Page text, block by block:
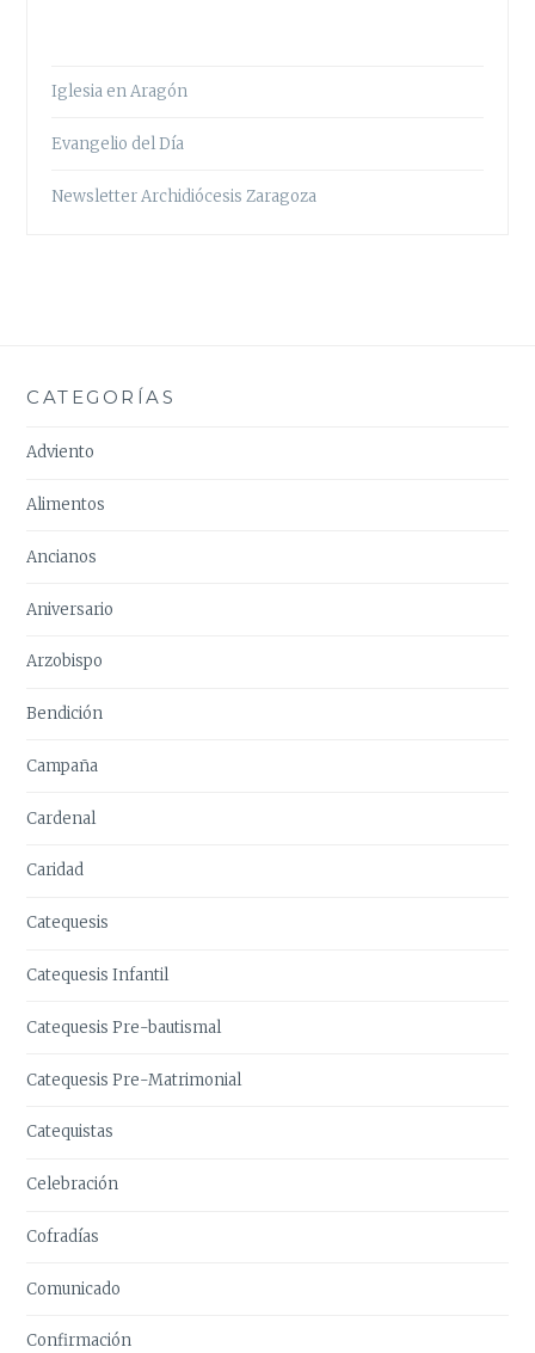
Iglesia en Aragón
Evangelio del Día
Newsletter Archidiócesis Zaragoza
CATEGORÍAS
Adviento
Alimentos
Ancianos
Aniversario
Arzobispo
Bendición
Campaña
Cardenal
Caridad
Catequesis
Catequesis Infantil
Catequesis Pre-bautismal
Catequesis Pre-Matrimonial
Catequistas
Celebración
Cofradías
Comunicado
Confirmación